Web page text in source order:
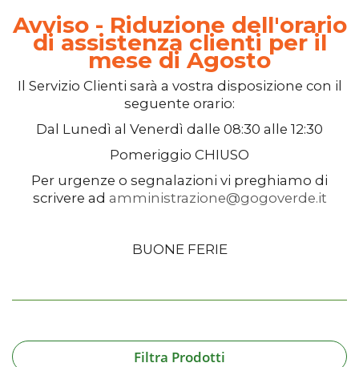
Avviso - Riduzione dell'orario
di assistenza clienti per il
mese di Agosto
Il Servizio Clienti sarà a vostra disposizione con il
seguente orario:
Dal Lunedì al Venerdì dalle 08:30 alle 12:30
Pomeriggio CHIUSO
Per urgenze o segnalazioni vi preghiamo di
scrivere ad amministrazione@gogoverde.it
BUONE FERIE
Filtra Prodotti